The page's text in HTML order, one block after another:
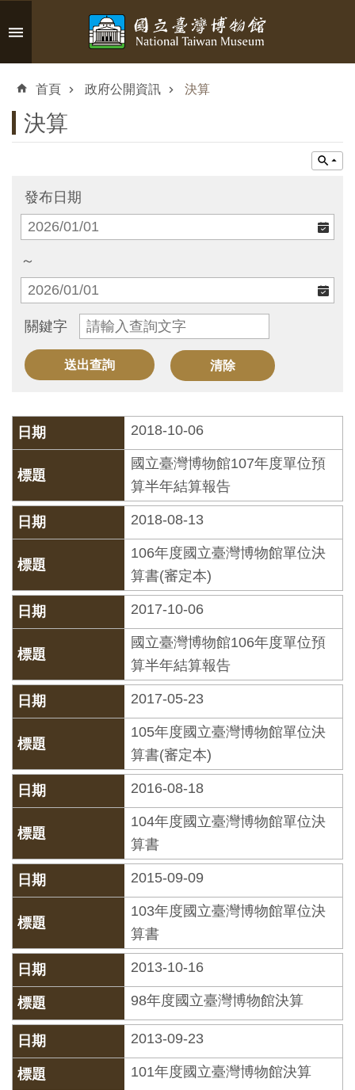
跳到主要內容區塊
搜
認
識
臺
博
參
觀
資
訊
展
覽
資
教
育
活
動
出
版
文
典
藏
究
便
民
務
政
府
公
開
首頁 政府公開資訊 決算
決算
發布日期
～
關鍵字
2018-10-06
國立臺灣博物館107年度單位預
算半年結算報告
2018-08-13
106年度國立臺灣博物館單位決
算書(審定本)
2017-10-06
國立臺灣博物館106年度單位預
算半年結算報告
2017-05-23
105年度國立臺灣博物館單位決
算書(審定本)
2016-08-18
104年度國立臺灣博物館單位決
算書
2015-09-09
103年度國立臺灣博物館單位決
算書
2013-10-16
98年度國立臺灣博物館決算
2013-09-23
101年度國立臺灣博物館決算